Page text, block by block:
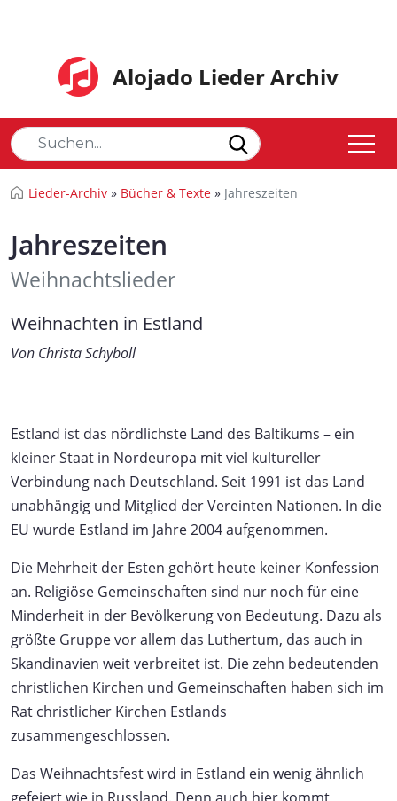
Alojado Lieder Archiv
Lieder-Archiv » Bücher & Texte » Jahreszeiten
Jahreszeiten
Weihnachtslieder
Weihnachten in Estland
Von Christa Schyboll
Estland ist das nördlichste Land des Baltikums – ein
kleiner Staat in Nordeuropa mit viel kultureller
Verbindung nach Deutschland. Seit 1991 ist das Land
unabhängig und Mitglied der Vereinten Nationen. In die
EU wurde Estland im Jahre 2004 aufgenommen.
Die Mehrheit der Esten gehört heute keiner Konfession
an. Religiöse Gemeinschaften sind nur noch für eine
Minderheit in der Bevölkerung von Bedeutung. Dazu als
größte Gruppe vor allem das Luthertum, das auch in
Skandinavien weit verbreitet ist. Die zehn bedeutenden
christlichen Kirchen und Gemeinschaften haben sich im
Rat christlicher Kirchen Estlands
zusammengeschlossen.
Das Weihnachtsfest wird in Estland ein wenig ähnlich